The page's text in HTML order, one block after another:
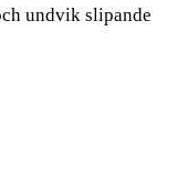
undvik slipande